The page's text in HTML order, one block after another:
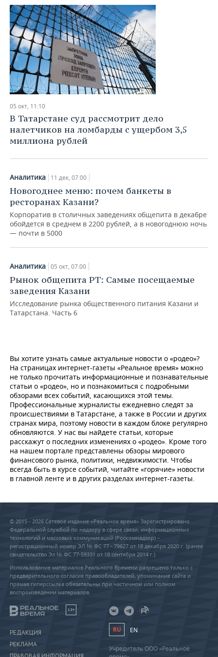
05 окт, 11:10
В Татарстане суд рассмотрит дело
налетчиков на ломбарды с ущербом 3,5
миллиона рублей
Аналитика 11 дек, 07:00
Новогоднее меню: почем банкеты в
ресторанах Казани?
Корпоратив в столичных заведениях общепита в декабре
обойдется в среднем в 2200 рублей, а в новогоднюю ночь
— почти в 5000
Аналитика 05 окт, 07:00
Рынок общепита РТ: Самые посещаемые
заведения Казани
Исследование рынка общественного питания Казани и
Татарстана. Часть 6
Вы хотите узнать самые актуальные новости о «родео»?
На страницах интернет-газеты «Реальное время» можно
не только прочитать информационные и познавательные
статьи о «родео», но и познакомиться с подробными
обзорами всех событий, касающихся этой темы.
Профессиональные журналисты ежедневно следят за
происшествиями в Татарстане, а также в России и других
странах мира, поэтому новости в каждом блоке регулярно
обновляются. У нас вы найдете статьи, которые
расскажут о последних изменениях о «родео». Кроме того
на нашем портале представлены обзоры мирового
финансового рынка, политики, недвижимости. Чтобы
всегда быть в курсе событий, читайте «горячие» новости
в главной ленте и в других разделах интернет-газеты.
© 2015 - 2026 Сетевое издание «Реальное время» Зарегистрировано
Федеральной службой по надзору в сфере связи, информационных
технологий и массовых коммуникаций (Роскомнадзор) –
регистрационный номер ЭЛ № ФС 77 - 79627 от 18 декабря 2020 г. (ранее
свидетельство Эл № ФС 77-59331 от 18 сентября 2014 г.)
Использование материалов Реального Времени разрешено только с
предварительного согласия правообладателей, упоминание сайта и
прямая гиперссылка обязательны при частичном или полном
воспроизведении материалов.
18+
РЕДАКЦИЯ
РЕКЛАМА
RU EN
Учредитель ООО «Реальное